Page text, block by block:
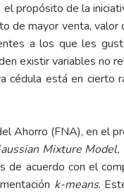
propósito de la
de mayor venta,
a los que les
existir variables no
está en cierto
Ahorro (FNA), en el
Mixture Model,
de acuerdo con el
k-means.